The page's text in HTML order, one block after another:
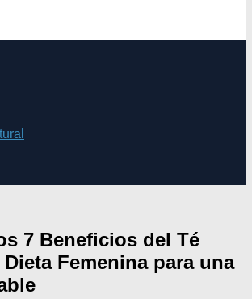
7 Beneficios del Té
Femenina para una